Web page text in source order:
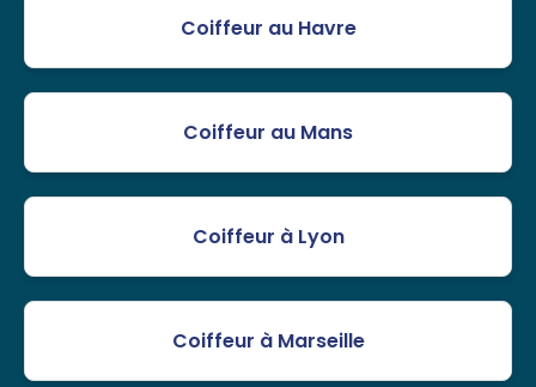
Coiffeur au Havre
Coiffeur au Mans
Coiffeur à Lyon
Coiffeur à Marseille